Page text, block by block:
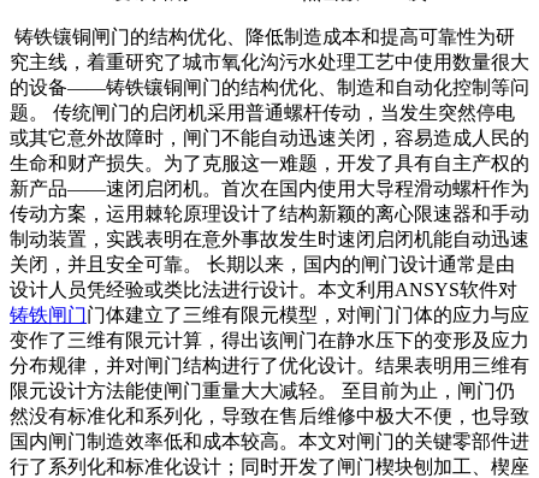
铸铁镶铜闸门的结构优化、降低制造成本和提高可靠性为研
究主线，着重研究了城市氧化沟污水处理工艺中使用数量很大
的设备——铸铁镶铜闸门的结构优化、制造和自动化控制等问
题。 传统闸门的启闭机采用普通螺杆传动，当发生突然停电
或其它意外故障时，闸门不能自动迅速关闭，容易造成人民的
生命和财产损失。为了克服这一难题，开发了具有自主产权的
新产品——速闭启闭机。首次在国内使用大导程滑动螺杆作为
传动方案，运用棘轮原理设计了结构新颖的离心限速器和手动
制动装置，实践表明在意外事故发生时速闭启闭机能自动迅速
关闭，并且安全可靠。 长期以来，国内的闸门设计通常是由
设计人员凭经验或类比法进行设计。本文利用ANSYS软件对
铸铁闸门门体建立了三维有限元模型，对闸门门体的应力与应
变作了三维有限元计算，得出该闸门在静水压下的变形及应力
分布规律，并对闸门结构进行了优化设计。结果表明用三维有
限元设计方法能使闸门重量大大减轻。 至目前为止，闸门仍
然没有标准化和系列化，导致在售后维修中极大不便，也导致
国内闸门制造效率低和成本较高。本文对闸门的关键零部件进
行了系列化和标准化设计；同时开发了闸门楔块刨加工、楔座